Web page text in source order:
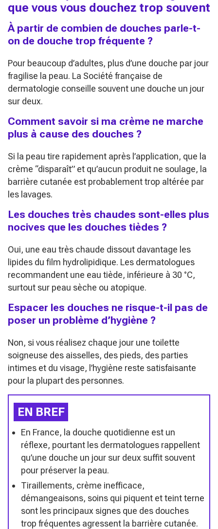
que vous vous douchez trop souvent
À partir de combien de douches parle-t-
on de douche trop fréquente ?
Pour beaucoup d’adultes, plus d’une douche par jour
fragilise la peau. La Société française de
dermatologie conseille souvent une douche un jour
sur deux.
Comment savoir si ma crème ne marche
plus à cause des douches ?
Si la peau tire rapidement après l’application, que la
crème “disparaît” et qu’aucun produit ne soulage, la
barrière cutanée est probablement trop altérée par
les lavages.
Les douches très chaudes sont-elles plus
nocives que les douches tièdes ?
Oui, une eau très chaude dissout davantage les
lipides du film hydrolipidique. Les dermatologues
recommandent une eau tiède, inférieure à 30 °C,
surtout sur peau sèche ou atopique.
Espacer les douches ne risque-t-il pas de
poser un problème d’hygiène ?
Non, si vous réalisez chaque jour une toilette
soigneuse des aisselles, des pieds, des parties
intimes et du visage, l’hygiène reste satisfaisante
pour la plupart des personnes.
EN BREF
En France, la douche quotidienne est un
réflexe, pourtant les dermatologues rappellent
qu’une douche un jour sur deux suffit souvent
pour préserver la peau.
Tiraillements, crème inefficace,
démangeaisons, soins qui piquent et teint terne
sont les principaux signes que des douches
trop fréquentes agressent la barrière cutanée.